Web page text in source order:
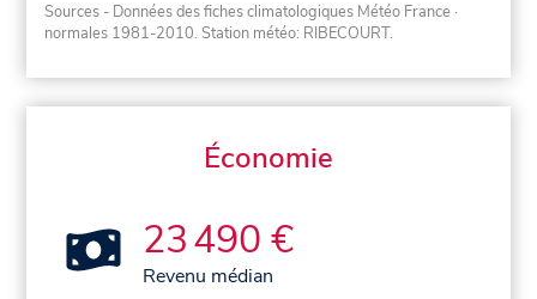
Sources - Données des fiches climatologiques Météo France ·
normales 1981-2010. Station météo: RIBECOURT.
Économie
23 490 €
Revenu médian